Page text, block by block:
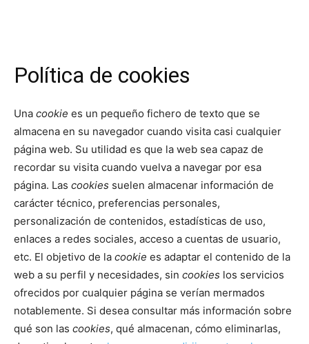
Política de cookies
Una cookie es un pequeño fichero de texto que se
almacena en su navegador cuando visita casi cualquier
página web. Su utilidad es que la web sea capaz de
recordar su visita cuando vuelva a navegar por esa
página. Las cookies suelen almacenar información de
carácter técnico, preferencias personales,
personalización de contenidos, estadísticas de uso,
enlaces a redes sociales, acceso a cuentas de usuario,
etc. El objetivo de la cookie es adaptar el contenido de la
web a su perfil y necesidades, sin cookies los servicios
ofrecidos por cualquier página se verían mermados
notablemente. Si desea consultar más información sobre
qué son las cookies, qué almacenan, cómo eliminarlas,